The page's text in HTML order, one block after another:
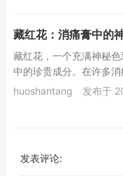
藏红花：消痛膏中的
藏红花，一个充满神秘
中的珍贵成分。在许多
广泛应用。本文将深入
huoshantang 发布于
发表评论: